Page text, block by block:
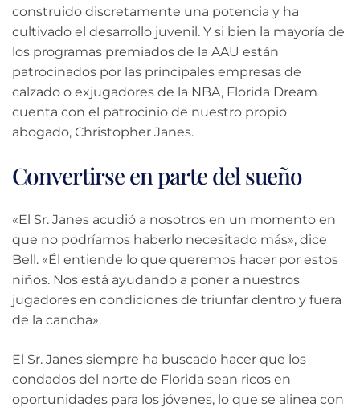
construido discretamente una potencia y ha
cultivado el desarrollo juvenil. Y si bien la mayoría de
los programas premiados de la AAU están
patrocinados por las principales empresas de
calzado o exjugadores de la NBA, Florida Dream
cuenta con el patrocinio de nuestro propio
abogado, Christopher Janes.
Convertirse en parte del sueño
«El Sr. Janes acudió a nosotros en un momento en
que no podríamos haberlo necesitado más», dice
Bell. «Él entiende lo que queremos hacer por estos
niños. Nos está ayudando a poner a nuestros
jugadores en condiciones de triunfar dentro y fuera
de la cancha».
El Sr. Janes siempre ha buscado hacer que los
condados del norte de Florida sean ricos en
oportunidades para los jóvenes, lo que se alinea con